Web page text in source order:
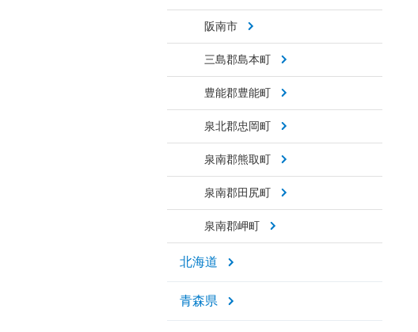
阪南市
三島郡島本町
豊能郡豊能町
泉北郡忠岡町
泉南郡熊取町
泉南郡田尻町
泉南郡岬町
北海道
青森県